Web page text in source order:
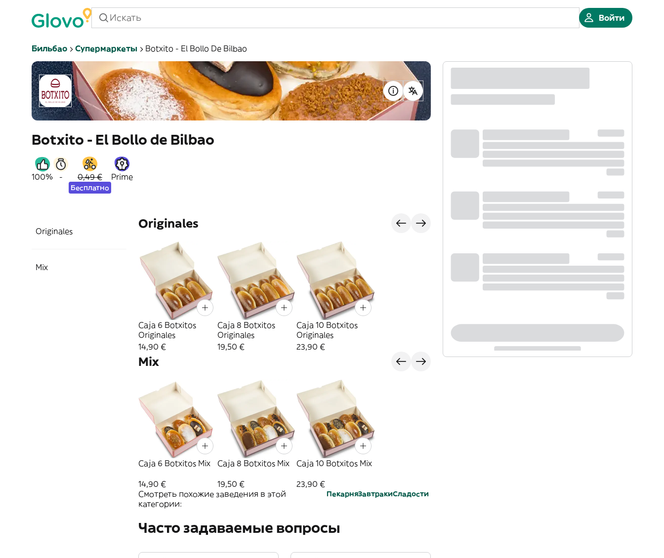
Войти
Бильбао Супермаркеты Botxito - El Bollo De Bilbao
Botxito - El Bollo de Bilbao
100% - 0,49 €
Бесплатно
Prime
Originales
Mix
Originales
Caja 6 Botxitos
Originales
14,90 €
Caja 8 Botxitos
Originales
19,50 €
Caja 10 Botxitos
Originales
23,90 €
Mix
Caja 6 Botxitos Mix
14,90 €
Caja 8 Botxitos Mix
19,50 €
Caja 10 Botxitos Mix
23,90 €
Смотреть похожие заведения в этой
категории:
ПекарняЗавтракиСладости
Часто задаваемые вопросы